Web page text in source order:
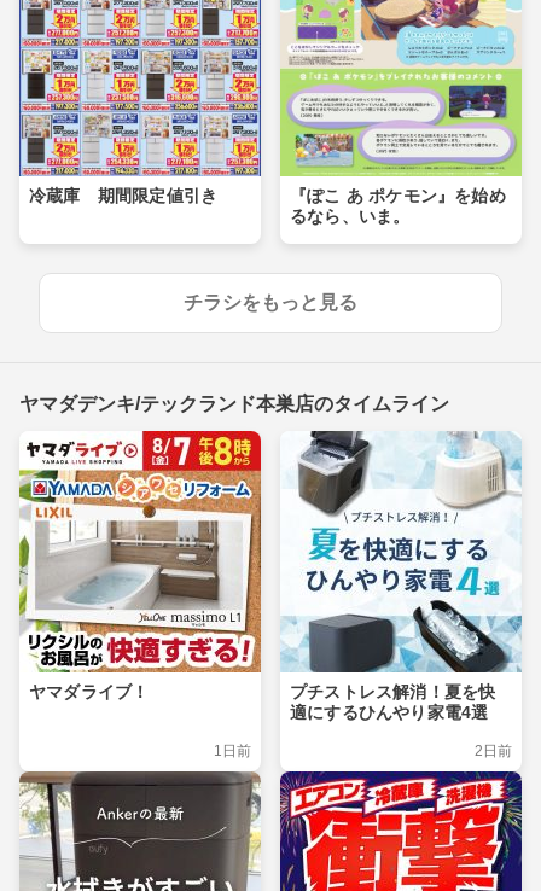
冷蔵庫 期間限定値引き
『ぽこ あ ポケモン』を始め
るなら、いま。
チラシをもっと見る
ヤマダデンキ/テックランド本巣店のタイムライン
ヤマダライブ！
1日前
プチストレス解消！夏を快
適にするひんやり家電4選
2日前